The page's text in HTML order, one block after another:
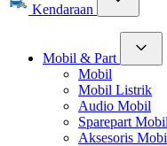
Kendaraan
Mobil & Part
Mobil
Mobil Listrik
Audio Mobil
Sparepart Mobil
Aksesoris